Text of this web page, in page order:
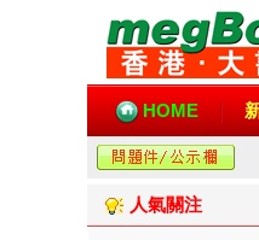
HOME
人氣關注